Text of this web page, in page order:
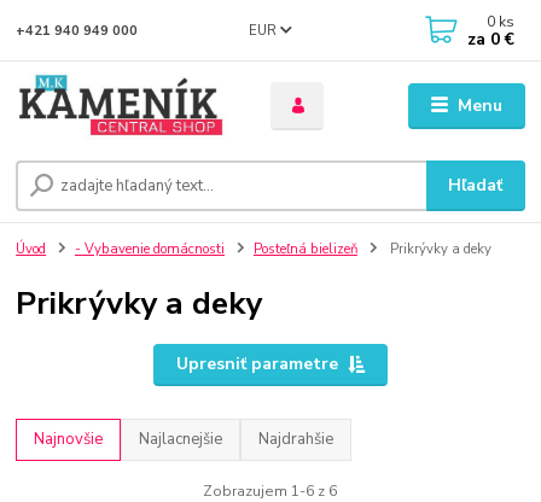
Menu
EUR
Hľadať
+421 940 949 000 0 ks
za 0 €
Úvod - Vybavenie domácnosti Posteľná bielizeň Prikrývky a deky
Prikrývky a deky
Upresniť parametre
Najnovšie Najlacnejšie Najdrahšie
Zobrazujem 1-6 z 6